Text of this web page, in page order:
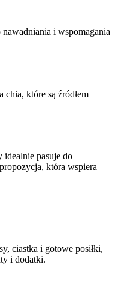
nawadniania i wspomagania
chia, które są źródłem
idealnie pasuje do
która wspiera
ciastka i gotowe posiłki,
i dodatki.